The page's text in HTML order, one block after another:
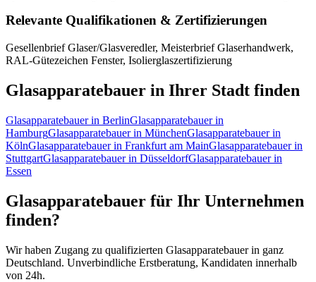
Relevante Qualifikationen & Zertifizierungen
Gesellenbrief Glaser/Glasveredler, Meisterbrief Glaserhandwerk,
RAL-Gütezeichen Fenster, Isolierglaszertifizierung
Glasapparatebauer in Ihrer Stadt finden
Glasapparatebauerin BerlinGlasapparatebauerin
HamburgGlasapparatebauerin MünchenGlasapparatebauerin
KölnGlasapparatebauerin Frankfurt am MainGlasapparatebauerin
StuttgartGlasapparatebauerin DüsseldorfGlasapparatebauerin
Essen
Glasapparatebauer für Ihr Unternehmen
finden?
Wir haben Zugang zu qualifizierten Glasapparatebauerin ganz
Deutschland. Unverbindliche Erstberatung, Kandidaten innerhalb
von 24h.